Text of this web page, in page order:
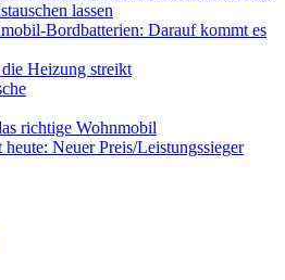
lassen
Bordbatterien: Darauf kommt es
Heizung streikt
richtige Wohnmobil
heute: Neuer Preis/Leistungssieger